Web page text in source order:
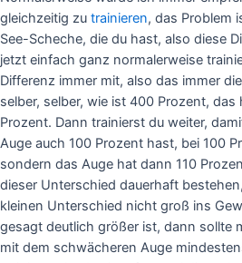
gleichzeitig zu trainieren, das Problem
See-Scheche, die du hast, also diese
jetzt einfach ganz normalerweise
Differenz immer mit, also das immer
selber, selber, wie ist 400 Prozent,
Prozent. Dann trainierst du weiter,
Auge auch 100 Prozent hast, bei 100
sondern das Auge hat dann 110
dieser Unterschied dauerhaft
kleinen Unterschied nicht groß ins
gesagt deutlich größer ist, dann sollte
mit dem schwächeren Auge